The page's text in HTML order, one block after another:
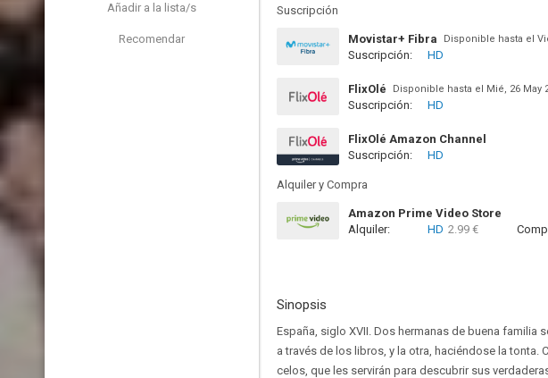
Añadir a la lista/s
Recomendar
Suscripción
Movistar+ Fibra Disponible hasta el
Suscripción: HD
FlixOlé Disponible hasta el Mié, 26 May
Suscripción: HD
FlixOlé Amazon Channel
Suscripción:
HD
Alquiler y Compra
Amazon Prime Video Store
Alquiler:
HD 2.99 €
Sinopsis
España, siglo XVII. Dos hermanas de buena
a través de los libros, y la otra, haciéndose la
celos, que les servirán para descubrir sus